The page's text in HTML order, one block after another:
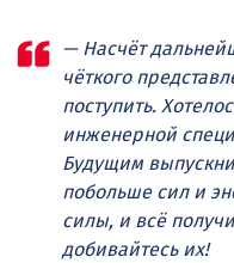
— Насчёт
чёткого
поступить.
инженерной
Будущим
побольше сил и
силы, и всё
добивайтесь их!